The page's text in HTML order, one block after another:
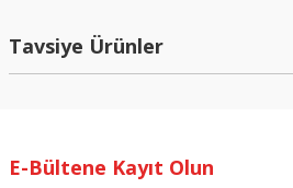
kullanarak tarafımıza iletebilirsiniz.
Görüş ve önerileriniz için teşekkür ederiz.
Ürün bilgilerinde hatalar bulunuyor.
Tavsiye Ürünler
E-Bültene Kayıt Olun